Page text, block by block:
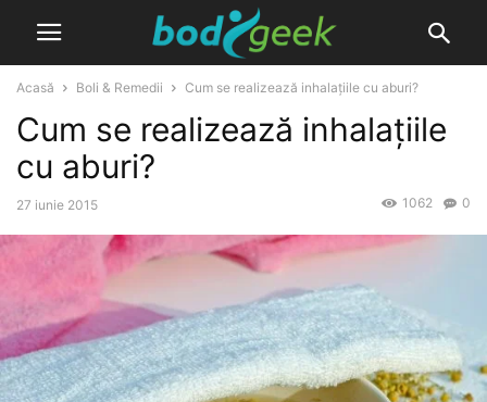
Acasă Boli & Remedii Cum se realizează inhalațiile cu aburi?
Cum se realizează inhalațiile
cu aburi?
27 iunie 2015 0
1062